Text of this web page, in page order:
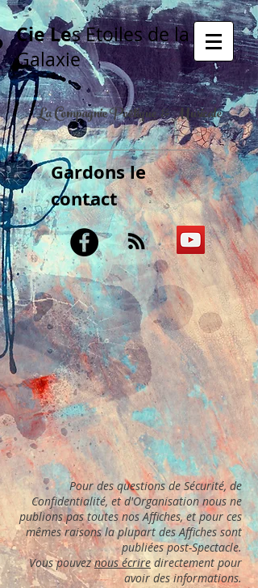
Cie Les Etoiles de la
Galaxie
La Compagnie Poétique & Musicale
Gardons le
contact
Pour des questions de Sécurité, de
Confidentialité, et d'Organisation nous ne
publions pas toutes nos Affiches, et pour ces
mêmes raisons la plupart des Affiches sont
publiées post-Spectacle.
Vous pouveznous écriredirectement pour
avoir des informations.